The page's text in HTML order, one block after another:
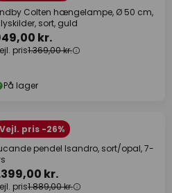
Colten hængelampe, Ø 50 cm,
sort, guld
kr.
pris1.369,00 kr.
På lager
Vejl. pris -26%
pendel Isandro, sort/opal, 7-
kr.
pris1.889,00 kr.